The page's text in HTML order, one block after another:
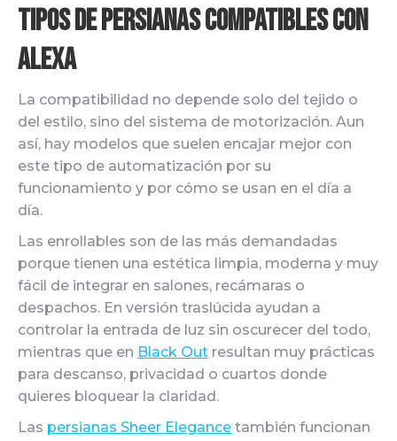
Tipos de persianas compatibles con
Alexa
La compatibilidad no depende solo del tejido o
del estilo, sino del sistema de motorización. Aun
así, hay modelos que suelen encajar mejor con
este tipo de automatización por su
funcionamiento y por cómo se usan en el día a
día.
Las enrollables son de las más demandadas
porque tienen una estética limpia, moderna y muy
fácil de integrar en salones, recámaras o
despachos. En versión traslúcida ayudan a
controlar la entrada de luz sin oscurecer del todo,
mientras que en Black Out resultan muy prácticas
para descanso, privacidad o cuartos donde
quieres bloquear la claridad.
Las persianas Sheer Elegance también funcionan